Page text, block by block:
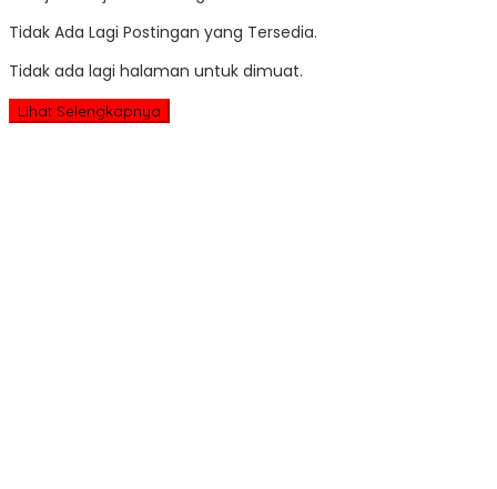
Tidak Ada Lagi Postingan yang Tersedia.
Tidak ada lagi halaman untuk dimuat.
Lihat Selengkapnya